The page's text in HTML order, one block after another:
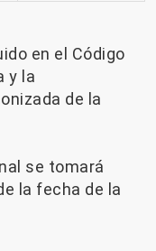
en el Código
y la
de la
se tomará
la fecha de la